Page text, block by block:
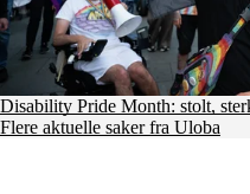
Disability Pride Month: stolt,
Flere aktuelle saker fra Uloba